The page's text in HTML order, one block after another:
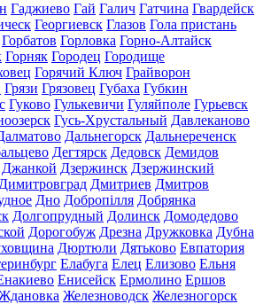
Гаджиево Гай Галич Гатчина Гвардейск
Георгиевск Глазов Гола пристань
Горбатов Горловка Горно-Алтайск
Горняк Городец Городище
Горячий Ключ Грайворон
Грязи Грязовец Губаха Губкин
Гуково Гулькевичи Гуляйполе Гурьевск
Гусь-Хрустальный Давлеканово
Дальнегорск Дальнереченск
Дегтярск Дедовск Демидов
Джанкой Дзержинск Дзержинский
Димитровград Дмитриев Дмитров
Дно Добропілля Добрянка
Долгопрудный Долинск Домодедово
Дорогобуж Дрезна Дружковка Дубна
Дюртюли Дятьково Евпатория
Елабуга Елец Елизово Ельня
Енисейск Ермолино Ершов
Железноводск Железногорск